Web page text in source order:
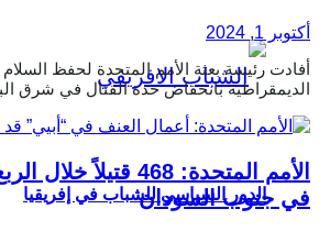
الدور السياسي للشباب في إفريقيا
أكتوبر 1, 2024
أفادت رئيسة بعثة الأمم المتحدة لحفظ
الديمقراطية بانخفاض حدة القتال في شرق
الأمم المتحدة: 468
في جنوب السودان